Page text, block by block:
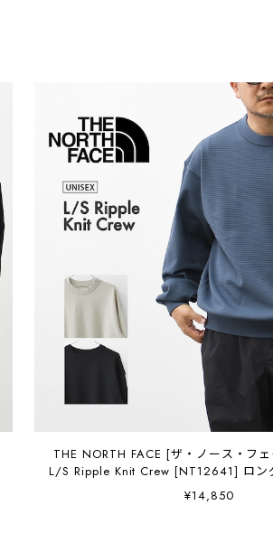
THE NORTH FACE [ザ・ノース・フェイス正規代理店]
L/S Ripple Knit Crew [NT12641] ロン
ルニットクルー（ユニセックス）・長
プル・ニットソー・MEN'S /
¥14,850